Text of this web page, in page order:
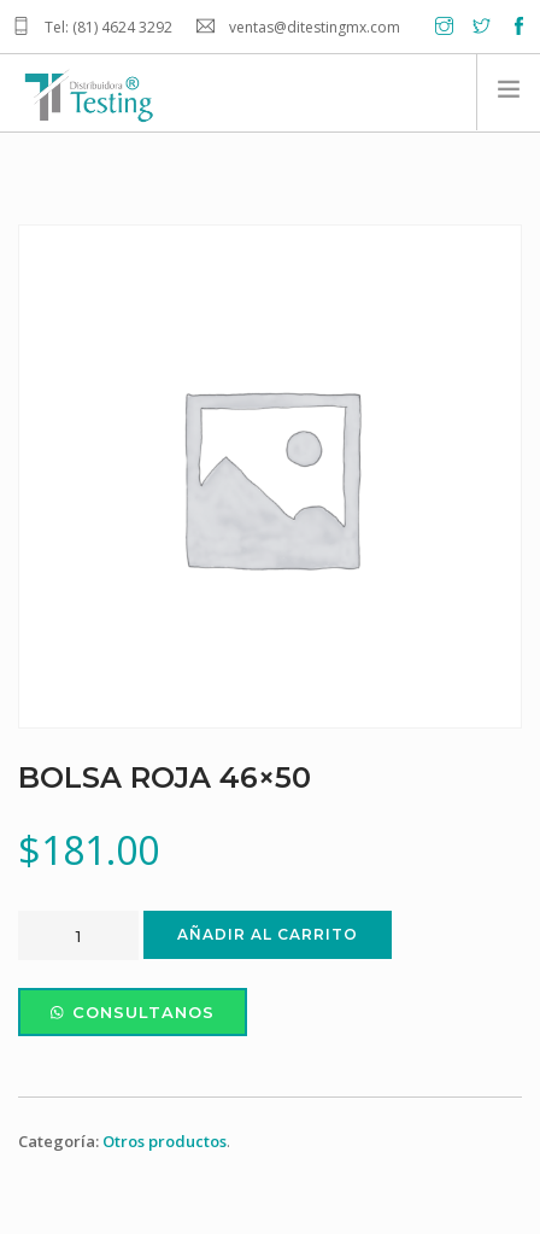
Tel: (81) 4624 3292 ventas@ditestingmx.com
BOLSA ROJA 46×50
$181.00
AÑADIR AL CARRITO
CONSULTANOS
Categoría: Otros productos.